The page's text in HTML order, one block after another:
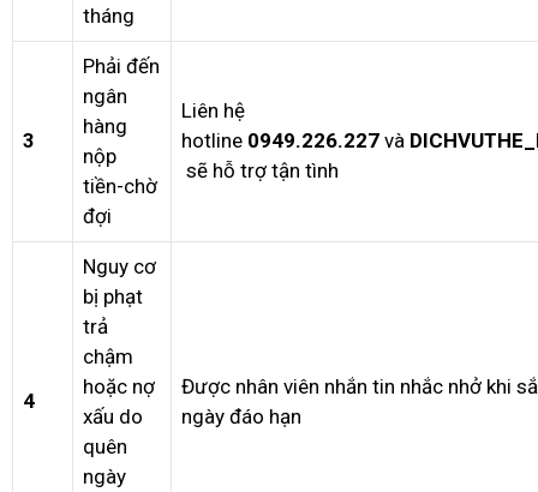
tháng
3
Phải đến
ngân
hàng
nộp
tiền-chờ
đợi
Liên hệ
hotline 0949.226.227 và
sẽ hỗ trợ tận tình
4
Nguy cơ
bị phạt
trả
chậm
hoặc nợ
xấu do
quên
ngày
Được nhân viên nhắn tin nhắc nhở khi
ngày đáo hạn